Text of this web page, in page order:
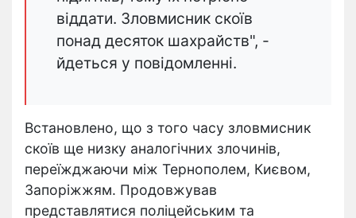
віддати. Зловмисник скоїв
понад десяток шахрайств", -
йдеться у повідомленні.
Встановлено, що з того часу зловмисник
скоїв ще низку аналогічних злочинів,
переїжджаючи між Тернополем, Києвом,
Запоріжжям. Продовжував
представлятися поліцейським та